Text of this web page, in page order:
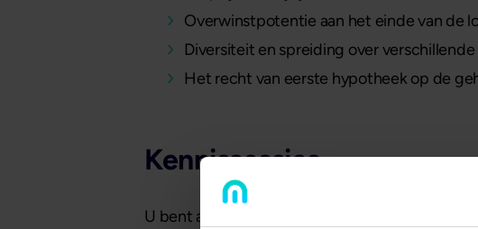
Overwinstpotentie aan het einde van de
Diversiteit en spreiding over
Het recht van eerste hypotheek op de
Kennissessies
U bent altijd welkom op een van onze